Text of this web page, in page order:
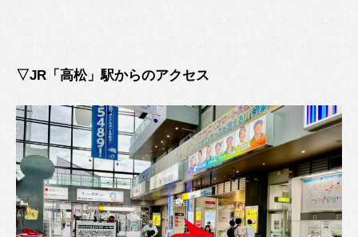
▽JR「高松」駅からのアクセス